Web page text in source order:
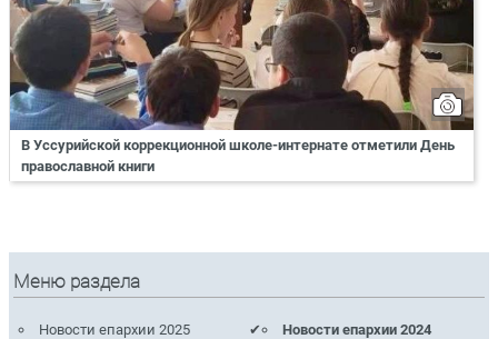
В Уссурийской коррекционной школе-интернате отметили День
православной книги
Меню раздела
Новости епархии 2025
Новости епархии 2024